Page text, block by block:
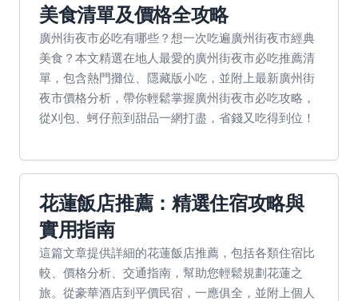
美食清單及價格全攻略
廣州街夜市必吃有哪些？想一次吃遍廣州街夜市經典
美食？本文精選在地人最愛的廣州街夜市必吃推薦清
單，包含熱門攤位、隱藏版小吃，並附上最新廣州街
夜市價格分析，帶你輕鬆掌握廣州街夜市必吃攻略，
從刈包、蚵仔煎到甜品一網打盡，省錢又吃得到位！
花蓮飯店推薦：精選住宿攻略與
實用指南
這篇文章提供詳細的花蓮飯店推薦，包括各類住宿比
較、價格分析、交通指南，幫助您輕鬆規劃花蓮之
旅。從豪華酒店到平價民宿，一應俱全，並附上個人